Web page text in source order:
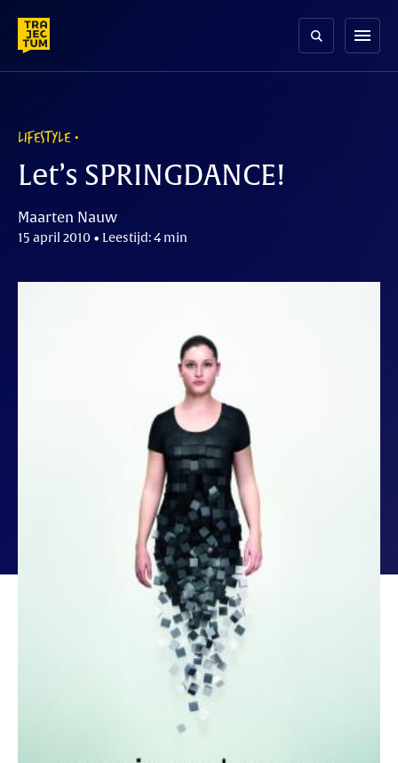
content
menu
LIFESTYLE
Let’s SPRINGDANCE!
Maarten Nauw
15 april 2010 • Leestijd: 4 min